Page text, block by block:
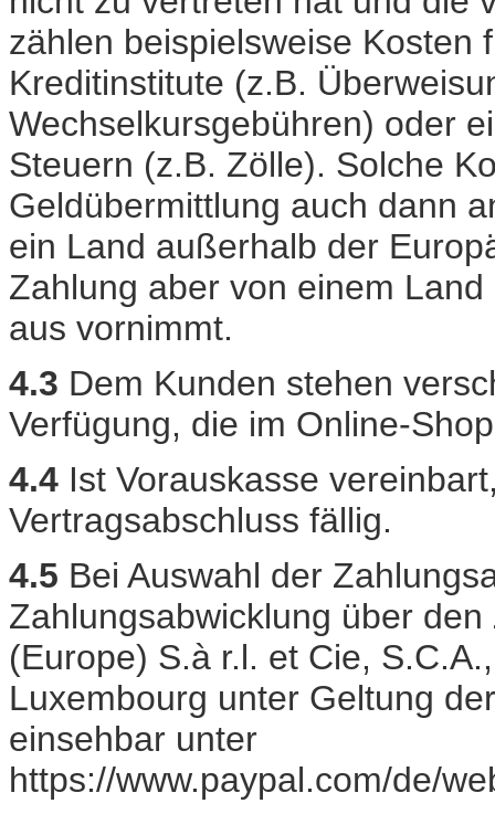
zählen beispielsweise Kosten
Kreditinstitute (z.B.
Wechselkursgebühren) oder
Steuern (z.B. Zölle). Solche
Geldübermittlung auch dann
ein Land außerhalb der
Zahlung aber von einem
aus vornimmt.
4.3 Dem Kunden stehen
Verfügung, die im Online-
4.4 Ist Vorauskasse
Vertragsabschluss fällig.
4.5 Bei Auswahl der
Zahlungsabwicklung über
(Europe) S.à r.l. et Cie,
Luxembourg unter Geltung
einsehbar unter
https://www.paypal.com/de/